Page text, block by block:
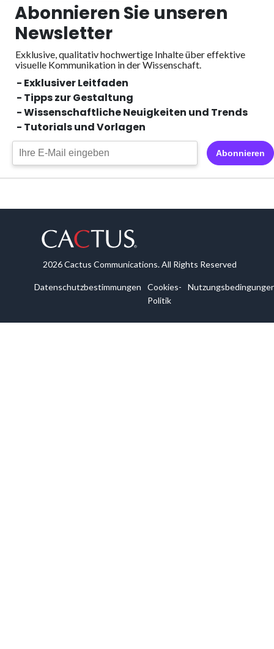
Abonnieren Sie unseren
Newsletter
Exklusive, qualitativ hochwertige Inhalte über effektive
visuelle Kommunikation in der Wissenschaft.
- Exklusiver Leitfaden
- Tipps zur Gestaltung
- Wissenschaftliche Neuigkeiten und Trends
- Tutorials und Vorlagen
Abonnieren
2026 Cactus Communications. All Rights Reserved
Datenschutzbestimmungen
Cookies-
Politik